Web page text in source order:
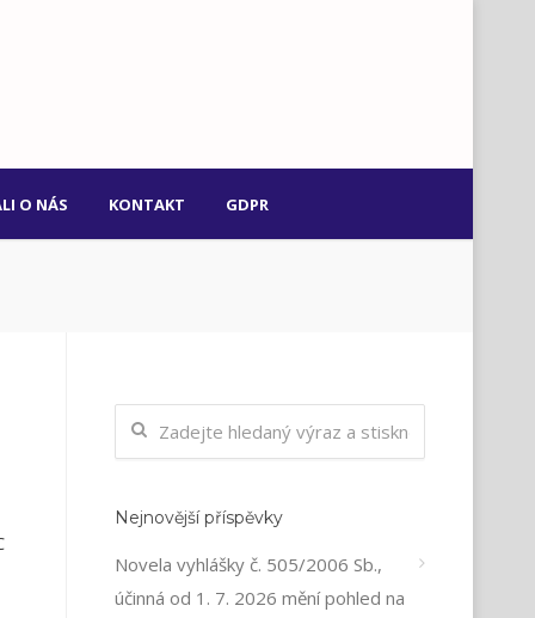
O NÁS KONTAKT GDPR
Nejnovější příspěvky
Novela vyhlášky č. 505/2006 Sb.,
účinná od 1. 7. 2026 mění pohled na